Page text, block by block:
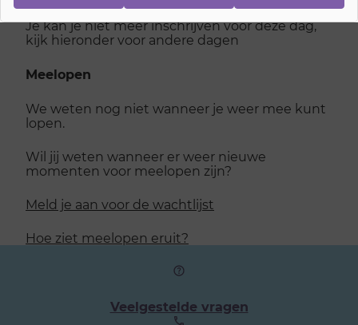
Je kan je niet meer inschrijven voor deze dag,
kijk hieronder voor andere dagen
Meelopen
We weten nog niet wanneer je weer mee kunt
lopen.
Wil jij weten wanneer er weer nieuwe
momenten voor meelopen zijn?
Meld je aan voor de wachtlijst
Hoe ziet meelopen eruit?
Veelgestelde vragen